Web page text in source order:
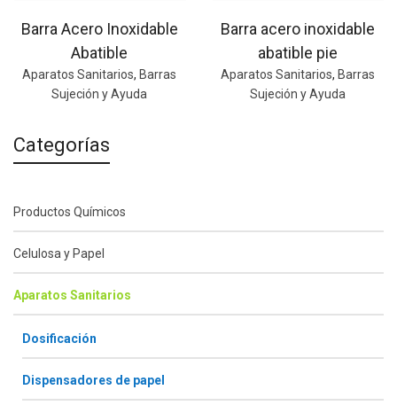
Barra Acero Inoxidable
Abatible
Aparatos Sanitarios, Barras
Sujeción y Ayuda
Barra acero inoxidable
abatible pie
Aparatos Sanitarios, Barras
Sujeción y Ayuda
Categorías
Productos Químicos
Celulosa y Papel
Aparatos Sanitarios
Dosificación
Dispensadores de papel